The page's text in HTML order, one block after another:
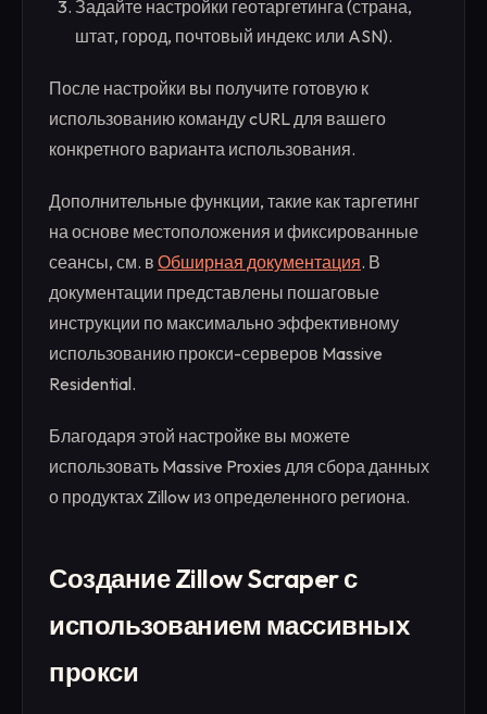
Задайте настройки геотаргетинга (страна,
штат, город, почтовый индекс или ASN).
После настройки вы получите готовую к
использованию команду cURL для вашего
конкретного варианта использования.
Дополнительные функции, такие как таргетинг
на основе местоположения и фиксированные
сеансы, см. в Обширная документация. В
документации представлены пошаговые
инструкции по максимально эффективному
использованию прокси-серверов Massive
Residential.
Благодаря этой настройке вы можете
использовать Massive Proxies для сбора данных
о продуктах Zillow из определенного региона.
Создание Zillow Scraper с
использованием массивных
прокси